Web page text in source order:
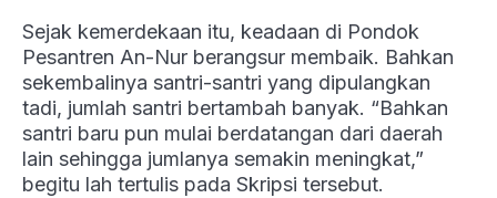
Sejak kemerdekaan itu, keadaan di Pondok
Pesantren An-Nur berangsur membaik. Bahkan
sekembalinya santri-santri yang dipulangkan
tadi, jumlah santri bertambah banyak. “Bahkan
santri baru pun mulai berdatangan dari daerah
lain sehingga jumlanya semakin meningkat,”
begitu lah tertulis pada Skripsi tersebut.